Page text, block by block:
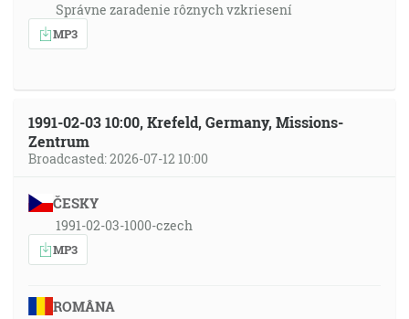
Správne zaradenie rôznych vzkriesení
MP3
1991-02-03 10:00, Krefeld, Germany, Missions-
Zentrum
Broadcasted: 2026-07-12 10:00
ČESKY
1991-02-03-1000-czech
MP3
ROMÂNA